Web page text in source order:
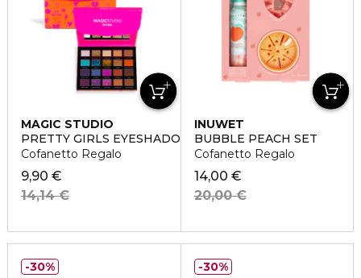
MAGIC STUDIO
PRETTY GIRLS EYESHADOW WALLET
Cofanetto Regalo
9,90 €
14,14 €
INUWET
BUBBLE PEACH SET
Cofanetto Regalo
14,00 €
20,00 €
30% 30%